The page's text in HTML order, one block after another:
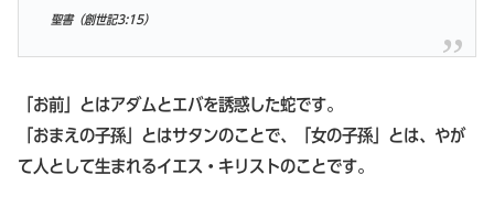
聖書（創世記3:15）
「お前」とはアダムとエバを誘惑した蛇です。
「おまえの子孫」とはサタンのことで、「女の子孫」とは、やが
て人として生まれるイエス・キリストのことです。